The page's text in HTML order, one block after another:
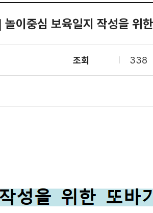
이중심 보육일지 작성을 위
조회 338